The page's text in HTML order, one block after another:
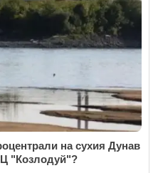
на сухия Дунав
"Козлодуй"?